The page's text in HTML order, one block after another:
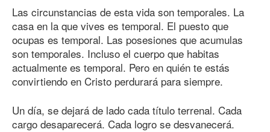
Las circunstancias de esta vida son temporales. La
casa en la que vives es temporal. El puesto que
ocupas es temporal. Las posesiones que acumulas
son temporales. Incluso el cuerpo que habitas
actualmente es temporal. Pero en quién te estás
convirtiendo en Cristo perdurará para siempre.
Un día, se dejará de lado cada título terrenal. Cada
cargo desaparecerá. Cada logro se desvanecerá.